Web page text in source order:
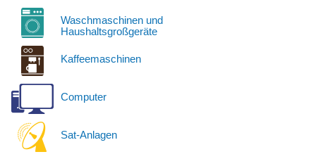
Waschmaschinen und
Haushaltsgroßgeräte
Kaffeemaschinen
Computer
Sat-Anlagen